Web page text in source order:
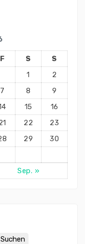
F S
S
1
2
7 8
9
15
16
22
23
29
30
Sep. »
Suchen